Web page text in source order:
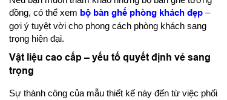
đồng, có thể xem bộ bàn ghế phòng khách đẹp –
gợi ý tuyệt vời cho phong cách phòng khách sang
trọng hiện đại.
Vật liệu cao cấp – yếu tố quyết định vẻ sang
trọng
Sự thành công của mẫu thiết kế này đến từ việc phối